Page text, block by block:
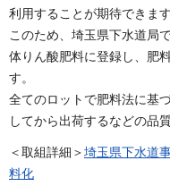
利用することが期待できます
このため、埼玉県下水道局
体りん酸肥料に登録し、肥
す。
全てのロットで肥料法に基
してから出荷するなどの品
＜取組詳細＞埼玉県下水道
料化